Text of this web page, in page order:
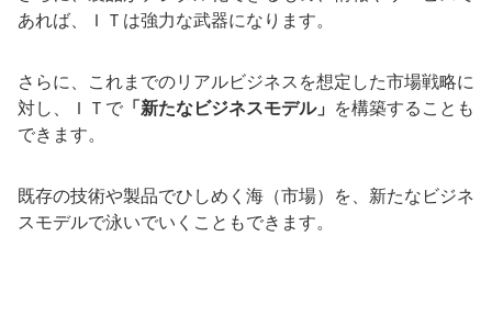
あれば、ＩＴは強力な武器になります。
さらに、これまでのリアルビジネスを想定した市場戦略に
対し、ＩＴで 「新たなビジネスモデル」 を構築することも
できます。
既存の技術や製品でひしめく海（市場）を、新たなビジネ
スモデルで泳いでいくこともできます。